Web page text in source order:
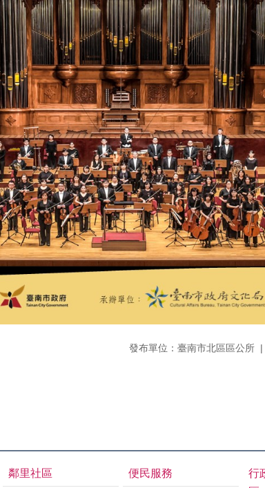
發布單位：臺南市北區區公所
鄰里社區 便民服務
行